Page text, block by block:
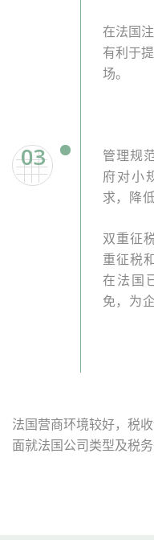
在法国
有利于
场。
03
管理规
府对小
求，降
双重征
重征税
在法国
免，为
法国营商环境较好，税
面就法国公司类型及税